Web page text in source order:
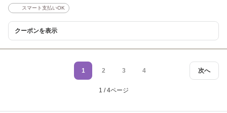
スマート支払いOK
クーポンを表示
次へ
1 2 3 4
1 / 4ページ